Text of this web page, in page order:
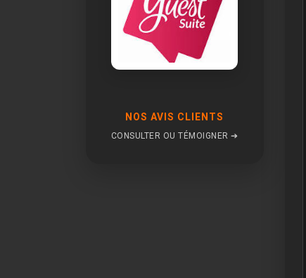
NOS AVIS CLIENTS
CONSULTER OU TÉMOIGNER ➔